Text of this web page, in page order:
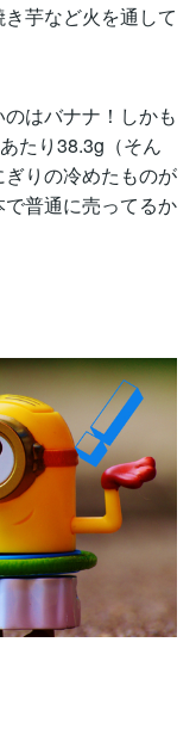
芋など火を通して
はバナナ！しかも
たり38.3g（そん
りの冷めたものが
普通に売ってるか